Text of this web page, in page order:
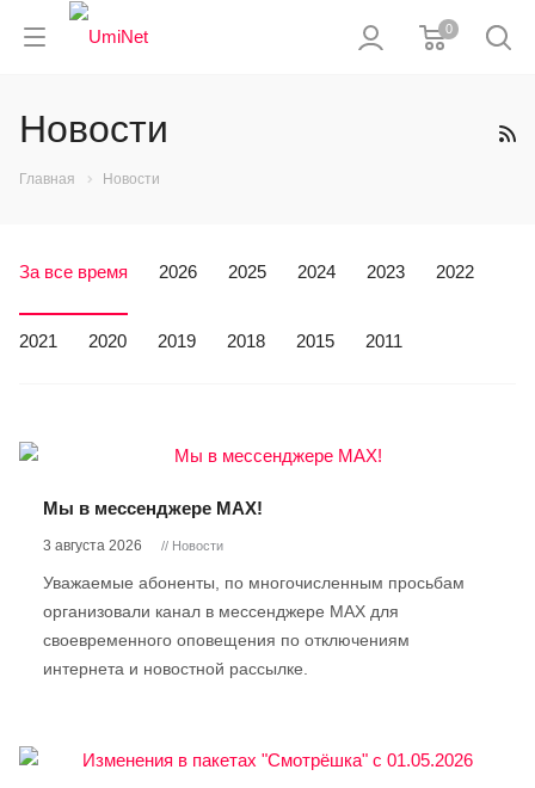
0
Новости
Главная Новости
За все время 2026 2025 2024 2023 2022
2021 2020 2019 2018 2015 2011
Мы в мессенджере MAX!
3 августа 2026 // Новости
Уважаемые абоненты, по многочисленным просьбам
организовали канал в мессенджере МАX для
своевременного оповещения по отключениям
интернета и новостной рассылке.